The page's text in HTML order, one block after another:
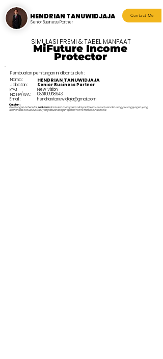
Senior Business Partner
HENDRIAN TANUWIDJAJA Contact Me
SIMULASI PREMI & TABEL MANFAAT
MiFuture Income
Protector
Pembuatan perhitungan ini dibantu oleh :
Nama :
HENDRIAN TANUWIDJAJA
Jabatan :
Senior Business Partner
KPM
No HP/WA :
New Vision
085100958643
Email :
hendriantanuwidjaja@gmail.com
Catatan :
Perhitungan ini bersifatperkiraandan bukan merupakan nilai pasti premi sesuai usia dan uang pertanggungan yang
dikehendaki sesuai ilustrasi yang dibuat dengan aplikasi resmi Manulife Indonesia.